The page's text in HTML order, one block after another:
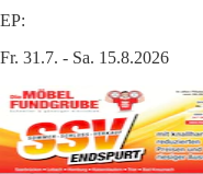
EP:
Fr. 31.7. - Sa. 15.8.2026